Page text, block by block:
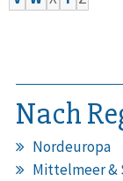
Nach
Nordeuropa
Mittelmeer &